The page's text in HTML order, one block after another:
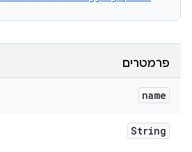
פרמטרים
name
String